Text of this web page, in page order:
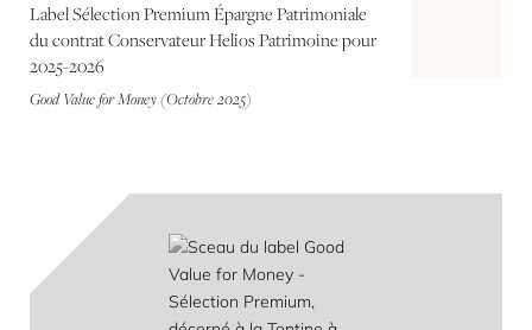
Label Sélection Premium Épargne Patrimoniale
du contrat Conservateur Helios Patrimoine pour
2025-2026
Good Value for Money (Octobre 2025)